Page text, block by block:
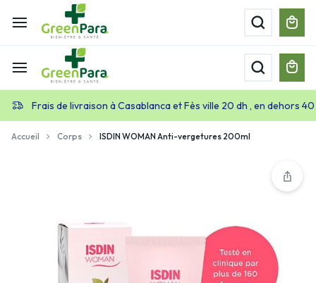
Frais de livraison à Casablanca et Fès ville 20 dh , en dehors
Accueil Corps ISDIN WOMAN Anti-vergetures 200ml